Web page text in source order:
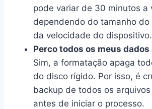
pode variar de 30 minutos a
dependendo do tamanho do
da velocidade do dispositivo.
Perco todos os meus
Sim, a formatação apaga
do disco rígido. Por isso, é
backup de todos os
antes de iniciar o processo.